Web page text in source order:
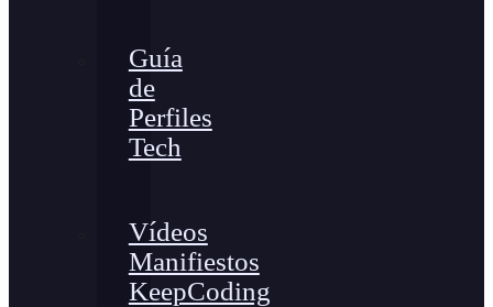
Guía
de
Perfiles
Tech
Vídeos
Manifiestos
KeepCoding